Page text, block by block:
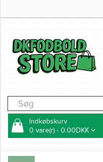
Indkøbskurv
0 vare(r) - 0.00DKK